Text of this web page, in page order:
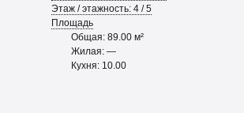
Этаж / этажность: 4 / 5
Площадь
Общая: 89.00 м²
Жилая: —
Кухня: 10.00